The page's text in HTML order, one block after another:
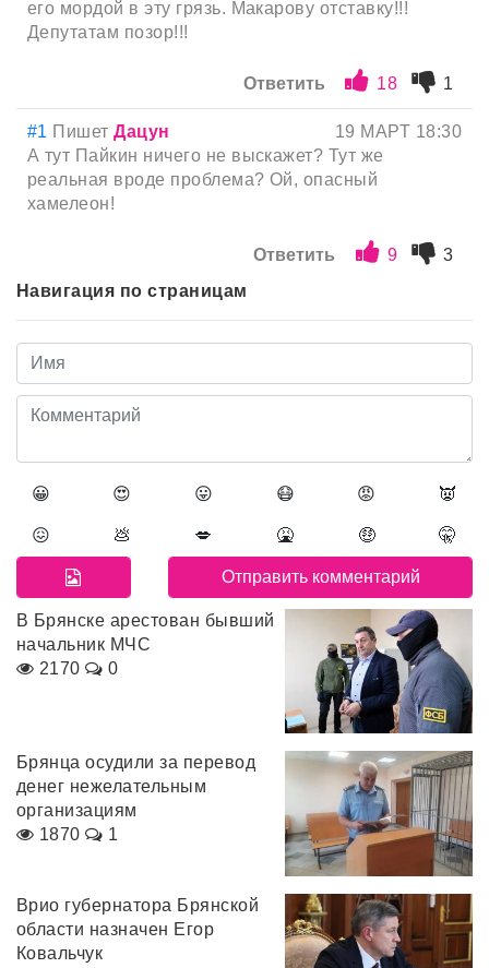
его мордой в эту грязь. Макарову отставку!!!
Депутатам позор!!!
Ответить 18 1
#1 ПишетДацун
19 МАРТ 18:30
А тут Пайкин ничего не выскажет? Тут же
реальная вроде проблема? Ой, опасный
хамелеон!
Ответить 9
3
Навигация по страницам
😀 😍 😛 😷 😡 👿
😖 💩 💋 🤮 🤑 🤫
В Брянске арестован бывший
начальник МЧС
2170
0
Брянца осудили за перевод
денег нежелательным
организациям
1870
1
Врио губернатора Брянской
области назначен Егор
Ковальчук